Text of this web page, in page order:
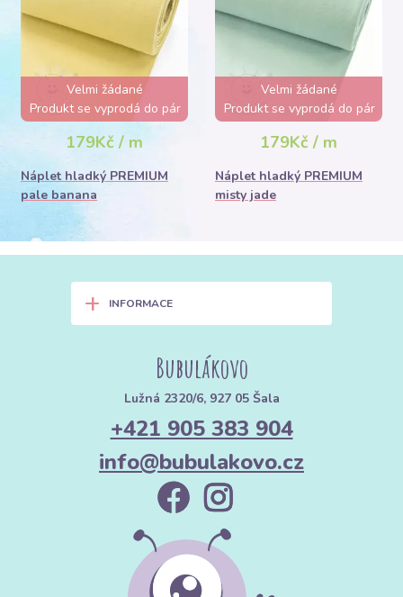
Velmi žádané
Produkt se vyprodá do pár
hodin
179Kč / m
Náplet hladký PREMIUM
pale banana
Velmi žádané
Produkt se vyprodá do pár
hodin
179Kč / m
Náplet hladký PREMIUM
misty jade
+ INFORMACE
Bubulákovo
Lužná 2320/6, 927 05 Šala
+421 905 383 904
info@bubulakovo.cz